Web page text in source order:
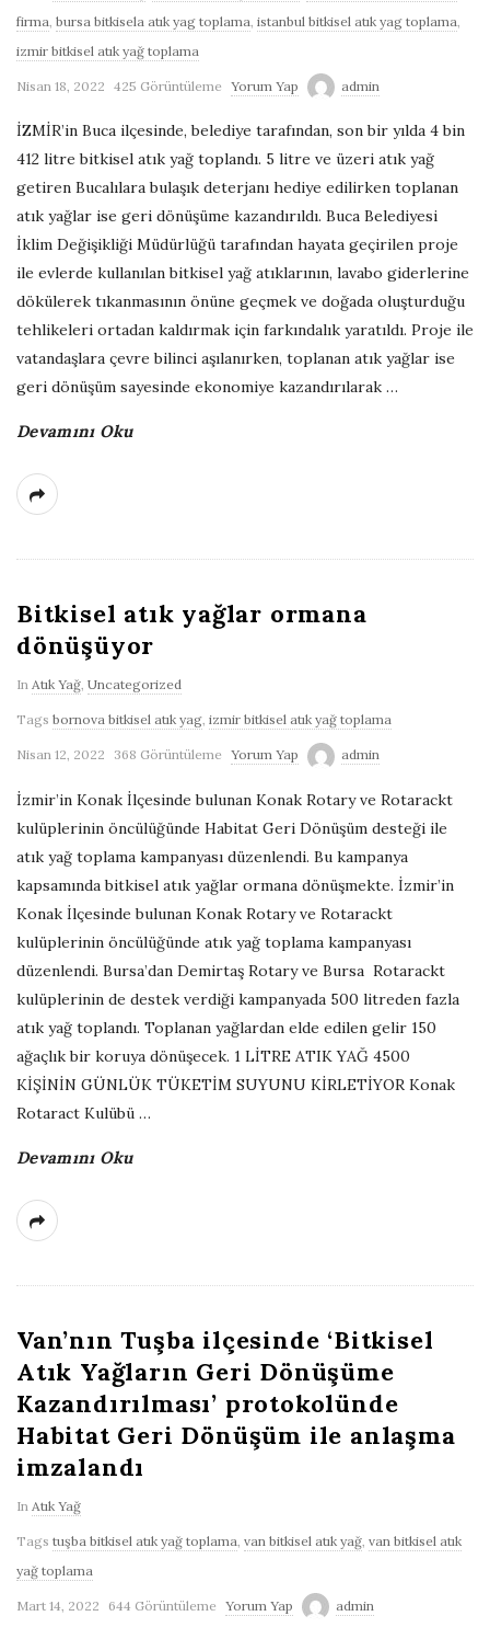
firma bursa bitkisela atık yag toplama istanbul bitkisel atık yag toplama
izmir bitkisel atık yağ toplama
Nisan 18, 2022 425 Görüntüleme Yorum Yap admin
İZMİR’in Buca ilçesinde, belediye tarafından, son bir yılda 4 bin
412 litre bitkisel atık yağ toplandı. 5 litre ve üzeri atık yağ
getiren Bucalılara bulaşık deterjanı hediye edilirken toplanan
atık yağlar ise geri dönüşüme kazandırıldı. Buca Belediyesi
İklim Değişikliği Müdürlüğü tarafından hayata geçirilen proje
ile evlerde kullanılan bitkisel yağ atıklarının, lavabo giderlerine
dökülerek tıkanmasının önüne geçmek ve doğada oluşturduğu
tehlikeleri ortadan kaldırmak için farkındalık yaratıldı. Proje ile
vatandaşlara çevre bilinci aşılanırken, toplanan atık yağlar ise
geri dönüşüm sayesinde ekonomiye kazandırılarak …
Devamını Oku
Bitkisel atık yağlar ormana
dönüşüyor
In Atık Yağ, Uncategorized
Tags bornova bitkisel atık yag, izmir bitkisel atık yağ toplama
Nisan 12, 2022 368 Görüntüleme Yorum Yap admin
İzmir’in Konak İlçesinde bulunan Konak Rotary ve Rotarackt
kulüplerinin öncülüğünde Habitat Geri Dönüşüm desteği ile
atık yağ toplama kampanyası düzenlendi. Bu kampanya
kapsamında bitkisel atık yağlar ormana dönüşmekte. İzmir’in
Konak İlçesinde bulunan Konak Rotary ve Rotarackt
kulüplerinin öncülüğünde atık yağ toplama kampanyası
düzenlendi. Bursa’dan Demirtaş Rotary ve Bursa Rotarackt
kulüplerinin de destek verdiği kampanyada 500 litreden fazla
atık yağ toplandı. Toplanan yağlardan elde edilen gelir 150
ağaçlık bir koruya dönüşecek. 1 LİTRE ATIK YAĞ 4500
KİŞİNİN GÜNLÜK TÜKETİM SUYUNU KİRLETİYOR Konak
Rotaract Kulübü …
Devamını Oku
Van’nın Tuşba ilçesinde ‘Bitkisel
Atık Yağların Geri Dönüşüme
Kazandırılması’ protokolünde
Habitat Geri Dönüşüm ile anlaşma
imzalandı
In Atık Yağ
Tags tuşba bitkisel atık yağ toplama van bitkisel atık yağ van bitkisel atık
yağ toplama
Mart 14, 2022 644 Görüntüleme Yorum Yap admin